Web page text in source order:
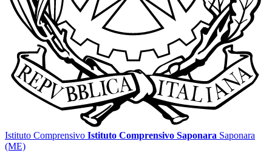
Istituto Comprensivo Istituto Comprensivo Saponara Saponara
(ME)